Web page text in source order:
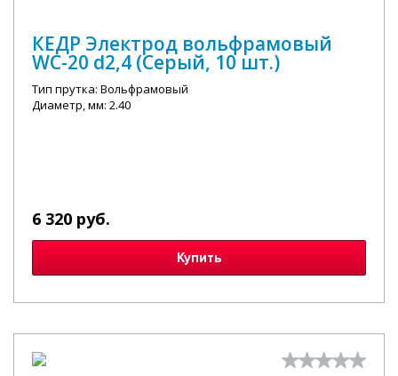
КЕДР Электрод вольфрамовый
WC-20 d2,4 (Серый, 10 шт.)
Тип прутка: Вольфрамовый
Диаметр, мм: 2.40
6 320 руб.
Купить